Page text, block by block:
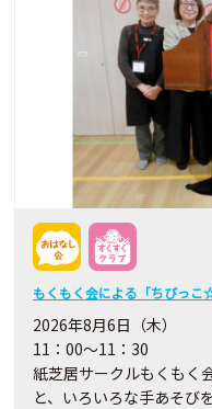
もくもく会による「ちびっこ
2026年8月6日（木）
11：00～11：30
紙芝居サークルもくもく
と、いろいろな手あそび